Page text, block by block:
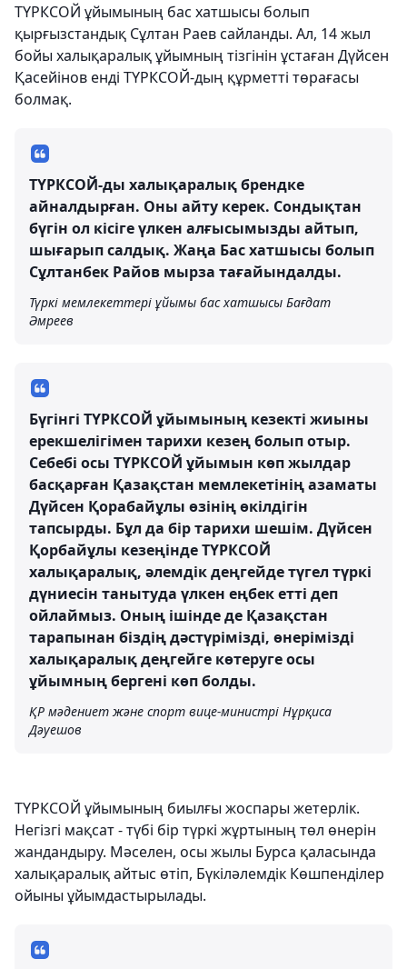
ТҮРКСОЙ ұйымының бас хатшысы болып
қырғызстандық Сұлтан Раев сайланды. Ал, 14 жыл
бойы халықаралық ұйымның тізгінін ұстаған Дүйсен
Қасейінов енді ТҮРКСОЙ-дың құрметті төрағасы
болмақ.
ТҮРКСОЙ-ды халықаралық брендке
айналдырған. Оны айту керек. Сондықтан
бүгін ол кісіге үлкен алғысымызды айтып,
шығарып салдық. Жаңа Бас хатшысы болып
Сұлтанбек Райов мырза тағайындалды.
Түркі мемлекеттері ұйымы бас хатшысы Бағдат
Әмреев
Бүгінгі ТҮРКСОЙ ұйымының кезекті жиыны
ерекшелігімен тарихи кезең болып отыр.
Себебі осы ТҮРКСОЙ ұйымын көп жылдар
басқарған Қазақстан мемлекетінің азаматы
Дүйсен Қорабайұлы өзінің өкілдігін
тапсырды. Бұл да бір тарихи шешім. Дүйсен
Қорбайұлы кезеңінде ТҮРКСОЙ
халықаралық, әлемдік деңгейде түгел түркі
дүниесін танытуда үлкен еңбек етті деп
ойлаймыз. Оның ішінде де Қазақстан
тарапынан біздің дәстүрімізді, өнерімізді
халықаралық деңгейге көтеруге осы
ұйымның бергені көп болды.
ҚР мәдениет және спорт вице-министрі Нұрқиса
Дәуешов
ТҮРКСОЙ ұйымының биылғы жоспары жетерлік.
Негізгі мақсат - түбі бір түркі жұртының төл өнерін
жандандыру. Мәселен, осы жылы Бурса қаласында
халықаралық айтыс өтіп, Бүкіләлемдік Көшпенділер
ойыны ұйымдастырылады.